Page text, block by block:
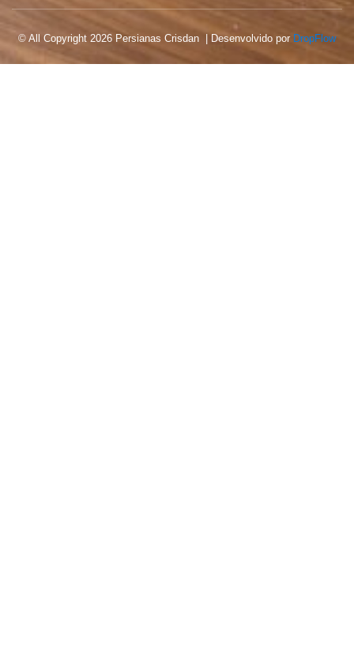
© All Copyright 2026 Persianas Crisdan | Desenvolvido por DropFlow